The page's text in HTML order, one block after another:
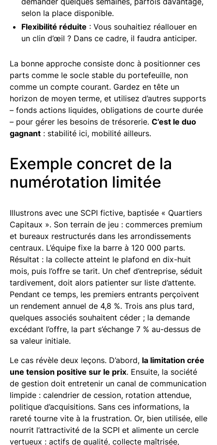
selon la place disponible.
Flexibilité réduite : Vous souhaitiez réallouer en
un clin d’œil ? Dans ce cadre, il faudra anticiper.
La bonne approche consiste donc à positionner ces
parts comme le socle stable du portefeuille, non
comme un compte courant. Gardez en tête un
horizon de moyen terme, et utilisez d’autres supports
– fonds actions liquides, obligations de courte durée
– pour gérer les besoins de trésorerie. C’est le duo
gagnant : stabilité ici, mobilité ailleurs.
Exemple concret de la
numérotation limitée
Illustrons avec une SCPI fictive, baptisée « Quartiers
Capitaux ». Son terrain de jeu : commerces premium
et bureaux restructurés dans les arrondissements
centraux. L’équipe fixe la barre à 120 000 parts.
Résultat : la collecte atteint le plafond en dix-huit
mois, puis l’offre se tarit. Un chef d’entreprise, séduit
tardivement, doit alors patienter sur liste d’attente.
Pendant ce temps, les premiers entrants perçoivent
un rendement annuel de 4,8 %. Trois ans plus tard,
quelques associés souhaitent céder ; la demande
excédant l’offre, la part s’échange 7 % au-dessus de
sa valeur initiale.
Le cas révèle deux leçons. D’abord, la limitation crée
une tension positive sur le prix. Ensuite, la société
de gestion doit entretenir un canal de communication
limpide : calendrier de cession, rotation attendue,
politique d’acquisitions. Sans ces informations, la
rareté tourne vite à la frustration. Or, bien utilisée, elle
nourrit l’attractivité de la SCPI et alimente un cercle
vertueux : actifs de qualité, collecte maîtrisée,